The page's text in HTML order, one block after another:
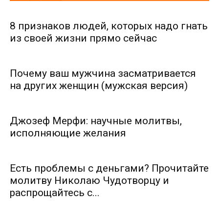
8 признаков людей, которых надо гнать
из своей жизни прямо сейчас
Почему ваш мужчина засматривается
на других женщин (мужская версия)
Джозеф Мерфи: научные молитвы,
исполняющие желания
Есть проблемы с деньгами? Прочитайте
молитву Николаю Чудотворцу и
распрощайтесь с...